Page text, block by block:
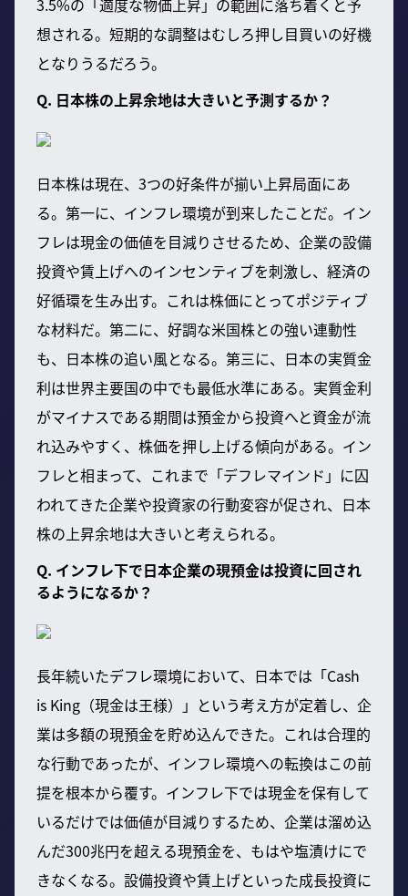
想される。短期的な調整はむしろ押し目買いの好機
となりうるだろう。
Q. 日本株の上昇余地は大きいと予測するか？
日本株は現在、3つの好条件が揃い上昇局面にあ
る。第一に、インフレ環境が到来したことだ。イン
フレは現金の価値を目減りさせるため、企業の設備
投資や賃上げへのインセンティブを刺激し、経済の
好循環を生み出す。これは株価にとってポジティブ
な材料だ。第二に、好調な米国株との強い連動性
も、日本株の追い風となる。第三に、日本の実質金
利は世界主要国の中でも最低水準にある。実質金利
がマイナスである期間は預金から投資へと資金が流
れ込みやすく、株価を押し上げる傾向がある。イン
フレと相まって、これまで「デフレマインド」に囚
われてきた企業や投資家の行動変容が促され、日本
株の上昇余地は大きいと考えられる。
Q. インフレ下で日本企業の現預金は投資に回され
るようになるか？
長年続いたデフレ環境において、日本では「Cash
is King（現金は王様）」という考え方が定着し、企
業は多額の現預金を貯め込んできた。これは合理的
な行動であったが、インフレ環境への転換はこの前
提を根本から覆す。インフレ下では現金を保有して
いるだけでは価値が目減りするため、企業は溜め込
んだ300兆円を超える現預金を、もはや塩漬けにで
きなくなる。設備投資や賃上げといった成長投資に